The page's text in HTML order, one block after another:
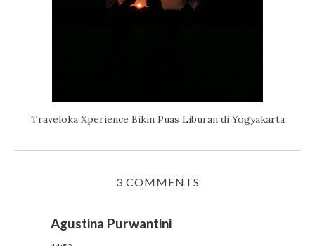
Traveloka Xperience Bikin Puas Liburan di Yogyakarta
3 COMMENTS
Agustina Purwantini